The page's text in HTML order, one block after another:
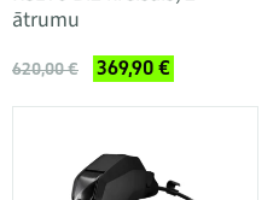
ātrumu
620,00 € 369,90 €